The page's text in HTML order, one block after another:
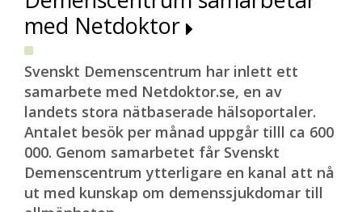
med Netdoktor
Svenskt Demenscentrum har inlett ett
samarbete med Netdoktor.se, en av
landets stora nätbaserade hälsoportaler.
Antalet besök per månad uppgår tilll ca 600
000. Genom samarbetet får Svenskt
Demenscentrum ytterligare en kanal att nå
ut med kunskap om demenssjukdomar till